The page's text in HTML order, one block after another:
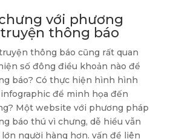
với phương
thông báo
thông báo cũng rất quan
số đông điều khoản nào để
báo? Có thực hiện hình hình
để minh họa đến
Một website với phương pháp
báo thú vì chưng, dễ hiểu vẫn
người hàng hơn. vấn đề liên